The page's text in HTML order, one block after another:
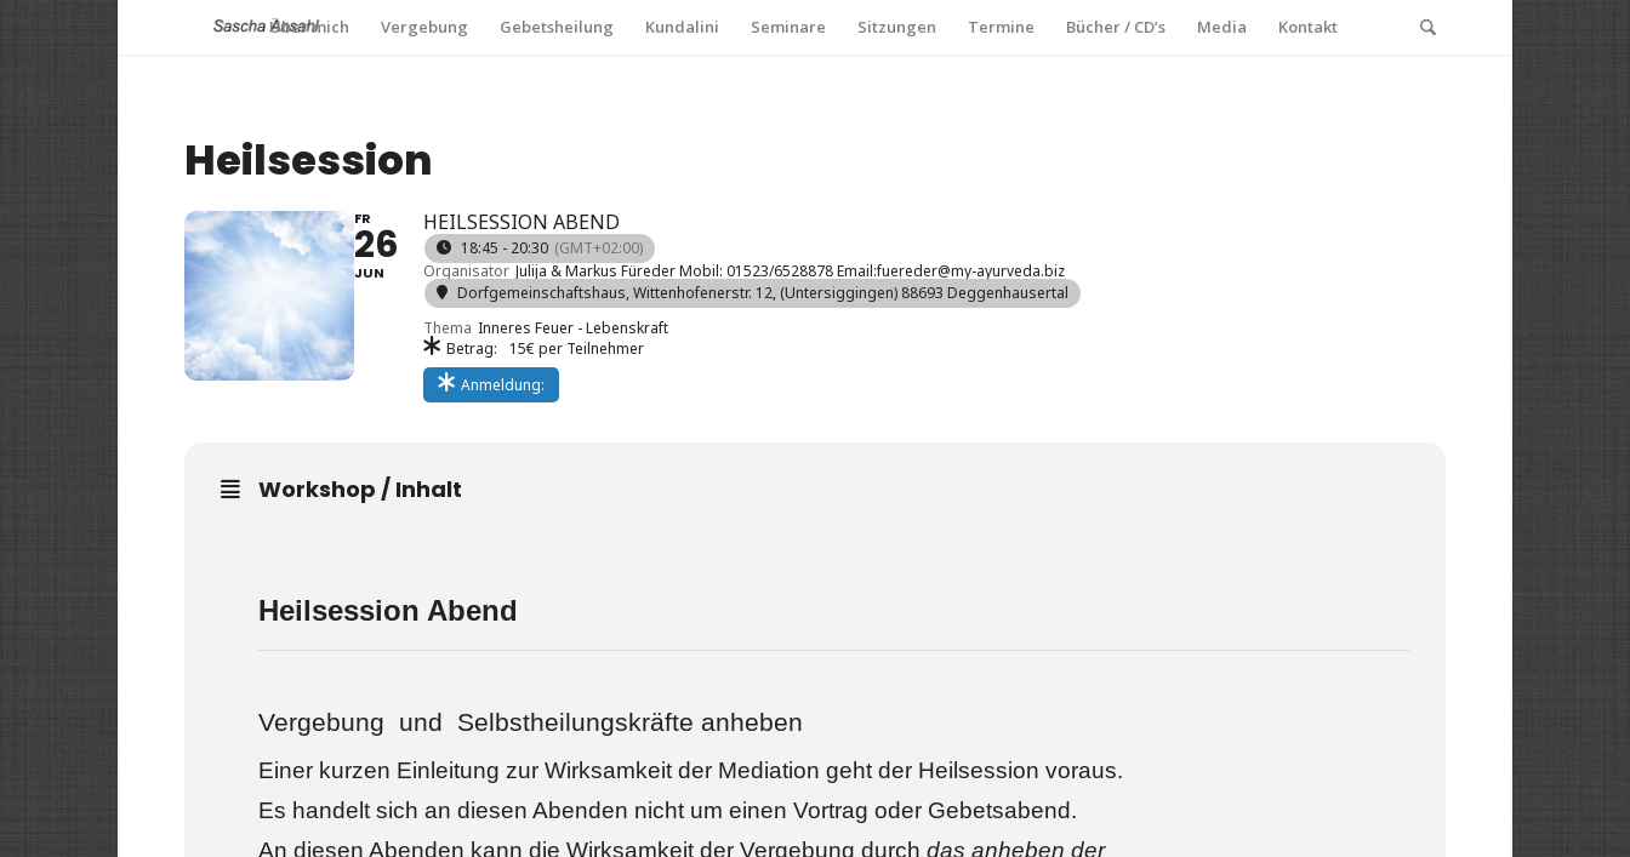
Über mich Vergebung Gebetsheilung Kundalini Seminare Sitzungen Termine Bücher / CD’s Media Kontakt
Heilsession
FR
26
JUN
HEILSESSION ABEND
18:45 - 20:30 (GMT+02:00)
Organisator Julija & Markus Füreder Mobil: 01523/6528878 Email:fuereder@my-ayurveda.biz
Dorfgemeinschaftshaus, Wittenhofenerstr. 12, (Untersiggingen) 88693 Deggenhausertal
Thema Inneres Feuer - Lebenskraft
Betrag:
15€ per Teilnehmer
Anmeldung:
Workshop / Inhalt
Heilsession Abend
Vergebung und Selbstheilungskräfte anheben
Einer kurzen Einleitung zur Wirksamkeit der Mediation geht der Heilsession voraus.
Es handelt sich an diesen Abenden nicht um einen Vortrag oder Gebetsabend.
An diesen Abenden kann die Wirksamkeit der Vergebung durch das anheben der